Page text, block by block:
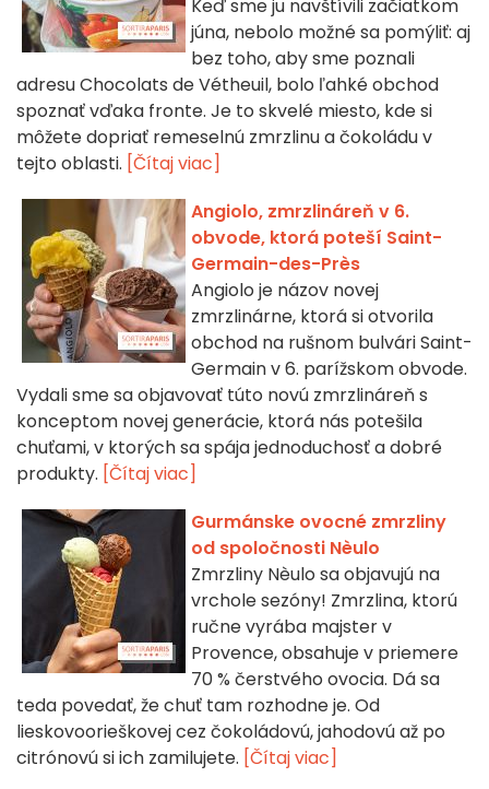
Keď sme ju navštívili začiatkom
júna, nebolo možné sa pomýliť: aj
bez toho, aby sme poznali
adresu Chocolats de Vétheuil, bolo ľahké obchod
spoznať vďaka fronte. Je to skvelé miesto, kde si
môžete dopriať remeselnú zmrzlinu a čokoládu v
tejto oblasti. [Čítaj viac]
Angiolo, zmrzlináreň v 6.
obvode, ktorá poteší Saint-
Germain-des-Près
Angiolo je názov novej
zmrzlinárne, ktorá si otvorila
obchod na rušnom bulvári Saint-
Germain v 6. parížskom obvode.
Vydali sme sa objavovať túto novú zmrzlináreň s
konceptom novej generácie, ktorá nás potešila
chuťami, v ktorých sa spája jednoduchosť a dobré
produkty. [Čítaj viac]
Gurmánske ovocné zmrzliny
od spoločnosti Nèulo
Zmrzliny Nèulo sa objavujú na
vrchole sezóny! Zmrzlina, ktorú
ručne vyrába majster v
Provence, obsahuje v priemere
70 % čerstvého ovocia. Dá sa
teda povedať, že chuť tam rozhodne je. Od
lieskovoorieškovej cez čokoládovú, jahodovú až po
citrónovú si ich zamilujete. [Čítaj viac]